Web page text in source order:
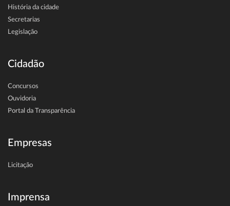
História da cidade
Secretarias
Legislação
Cidadão
Concursos
Ouvidoria
Portal da Transparência
Empresas
Licitação
Imprensa